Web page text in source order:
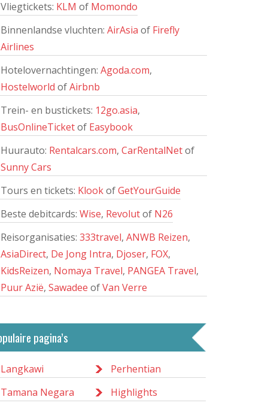
Vliegtickets: KLM of Momondo
Binnenlandse vluchten: AirAsia of Firefly
Airlines
Hotelovernachtingen: Agoda.com,
Hostelworld ofAirbnb
Trein- en bustickets: 12go.asia,
BusOnlineTicketof Easybook
Huurauto: Rentalcars.com, CarRentalNetof
Sunny Cars
Tours en tickets: KlookofGetYourGuide
Beste debitcards: Wise, Revolutof N26
Reisorganisaties: 333travel, ANWB Reizen,
AsiaDirect, De Jong Intra, Djoser, FOX,
KidsReizen, Nomaya Travel, PANGEA Travel,
Puur Azië, Sawadee ofVan Verre
pagina’s
Langkawi
Perhentian
Tamana Negara
Highlights